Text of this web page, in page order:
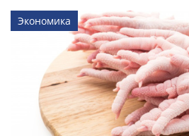
Экономика